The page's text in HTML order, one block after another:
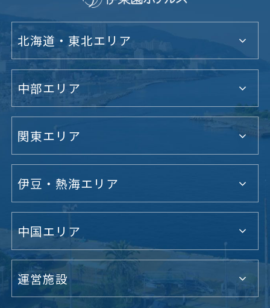
北海道・東北エリア
中部エリア
関東エリア
伊豆・熱海エリア
中国エリア
運営施設